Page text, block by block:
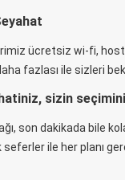
ücretsiz wi-fi,
fazlası ile sizleri
sizin
son dakikada bile
seferler ile her planı